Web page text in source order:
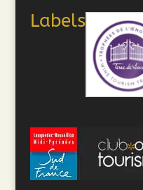
Labels